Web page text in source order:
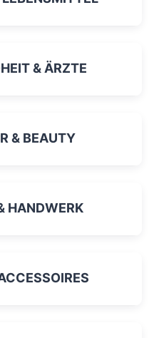
& ÄRZTE
& BEAUTY
HANDWERK